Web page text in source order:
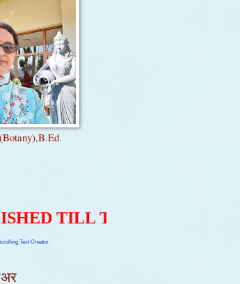
TODAY ON MY SECOND
Text Creator